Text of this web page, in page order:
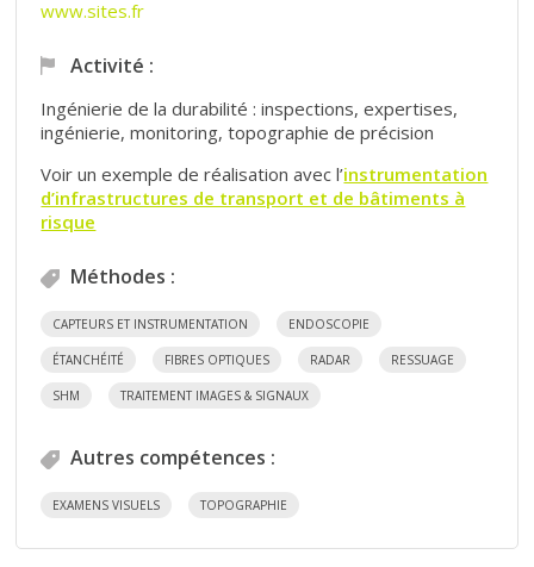
www.sites.fr
Activité :
Ingénierie de la durabilité : inspections, expertises,
ingénierie, monitoring, topographie de précision
Voir un exemple de réalisation avec l’instrumentation
d’infrastructures de transport et de bâtiments à
risque
Méthodes :
CAPTEURS ET INSTRUMENTATION ENDOSCOPIE
ÉTANCHÉITÉ FIBRES OPTIQUES RADAR RESSUAGE
SHM TRAITEMENT IMAGES & SIGNAUX
Autres compétences :
EXAMENS VISUELS TOPOGRAPHIE